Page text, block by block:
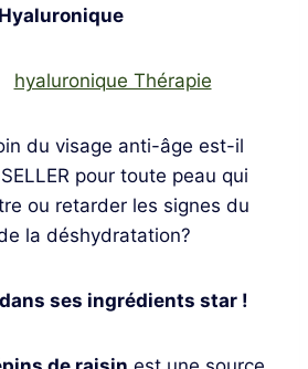
Hyaluronique
du visage anti-âge est-il
pour toute peau qui
ou retarder les signes du
la déshydratation?
ses ingrédients star !